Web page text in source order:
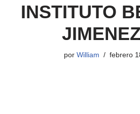
INSTITUTO
por William febrero